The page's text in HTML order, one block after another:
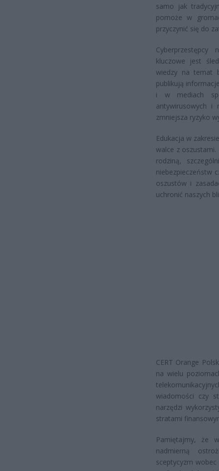
samo jak
pomoże w
przyczynić się do
kluczowe jest
wiedzy na temat
publikują
i w mediach
antywirusowych i
zmniejsza ryzyko
Edukacja w
walce z
rodziną,
niebezpieczeństw
oszustów i
uchronić naszych
CERT Orange
na wielu
wiadomości czy
narzędzi
stratami
Pamiętajmy, że
nadmierną
sceptycyzm